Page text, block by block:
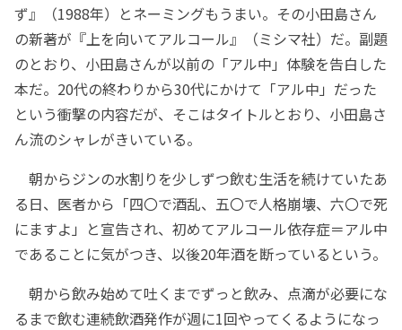
ず』（1988年）とネーミングもうまい。その小田島さん
の新著が『上を向いてアルコール』（ミシマ社）だ。副題
のとおり、小田島さんが以前の「アル中」体験を告白した
本だ。20代の終わりから30代にかけて「アル中」だった
という衝撃の内容だが、そこはタイトルとおり、小田島さ
ん流のシャレがきいている。
朝からジンの水割りを少しずつ飲む生活を続けていたあ
る日、医者から「四〇で酒乱、五〇で人格崩壊、六〇で死
にますよ」と宣告され、初めてアルコール依存症＝アル中
であることに気がつき、以後20年酒を断っているという。
朝から飲み始めて吐くまでずっと飲み、点滴が必要にな
るまで飲む連続飲酒発作が週に1回やってくるようになっ